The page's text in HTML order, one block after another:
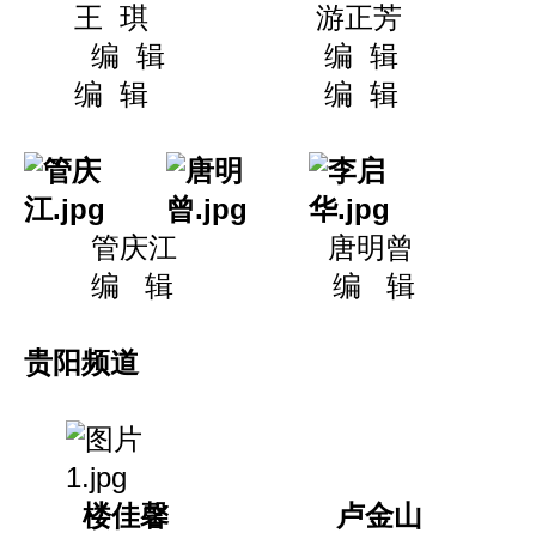
王 琪 游正芳 蒋
编 辑 编
编 辑 编 辑
管庆江 唐明曾
编 辑 编 辑
贵阳频道
楼佳馨 卢金山